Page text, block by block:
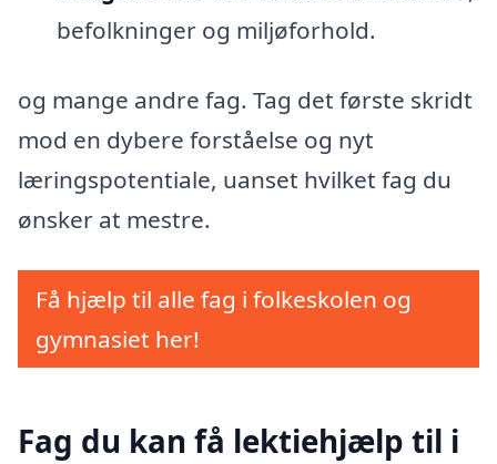
befolkninger og miljøforhold.
og mange andre fag. Tag det første skridt
mod en dybere forståelse og nyt
læringspotentiale, uanset hvilket fag du
ønsker at mestre.
Få hjælp til alle fag i folkeskolen og
gymnasiet her!
Fag du kan få lektiehjælp til i